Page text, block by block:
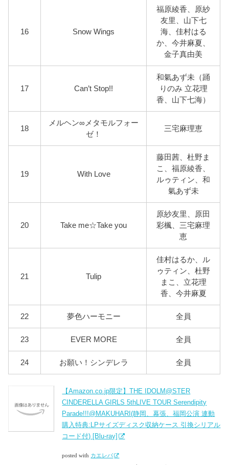
16 Snow Wings
福原綾香、原紗
友里、山下七
海、佳村はる
か、今井麻夏、
金子真由美
17 Can’t Stop!!
和氣あず未（踊
りのみ 立花理
香、山下七海）
18
メルヘン∞メタモルフォー
ゼ！
三宅麻理恵
19 With Love
藤田茜、杜野ま
こ、福原綾香、
ルゥティン、和
氣あず未
20 Take me☆Take you
原紗友里、原田
彩楓、三宅麻理
恵
21 Tulip
佳村はるか、ル
ゥティン、杜野
まこ、立花理
香、今井麻夏
22 夢色ハーモニー 全員
23 EVER MORE 全員
24 お願い！シンデレラ 全員
【Amazon.co.jp限定】THE IDOLM@STER
CINDERELLA GIRLS 5thLIVE TOUR Serendipity
Parade!!!@MAKUHARI(静岡、幕張、福岡公演 連動
購入特典:LPサイズディスク収納ケース 引換シリアル
コード付) [Blu-ray]
posted with カエレバ